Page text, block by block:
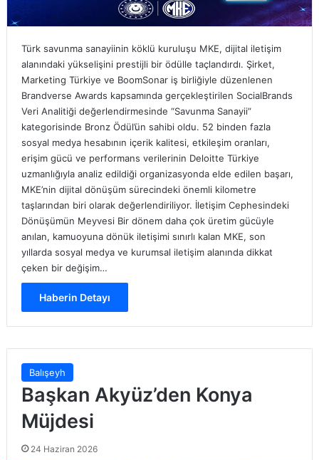
Türk savunma sanayiinin köklü kuruluşu MKE, dijital iletişim
alanındaki yükselişini prestijli bir ödülle taçlandırdı. Şirket,
Marketing Türkiye ve BoomSonar iş birliğiyle düzenlenen
Brandverse Awards kapsamında gerçekleştirilen SocialBrands
Veri Analitiği değerlendirmesinde “Savunma Sanayii”
kategorisinde Bronz Ödül’ün sahibi oldu. 52 binden fazla
sosyal medya hesabının içerik kalitesi, etkileşim oranları,
erişim gücü ve performans verilerinin Deloitte Türkiye
uzmanlığıyla analiz edildiği organizasyonda elde edilen başarı,
MKE’nin dijital dönüşüm sürecindeki önemli kilometre
taşlarından biri olarak değerlendiriliyor. İletişim Cephesindeki
Dönüşümün Meyvesi Bir dönem daha çok üretim gücüyle
anılan, kamuoyuna dönük iletişimi sınırlı kalan MKE, son
yıllarda sosyal medya ve kurumsal iletişim alanında dikkat
çeken bir değişim…
Haberin Detayı
Balışeyh
Başkan Akyüz’den Konya
Müjdesi
24 Haziran 2026